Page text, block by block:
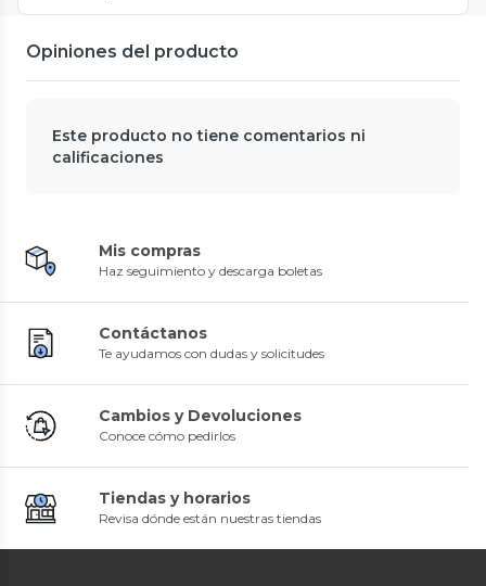
Opiniones del producto
Este producto no tiene comentarios ni
calificaciones
Mis compras
Haz seguimiento y descarga boletas
Contáctanos
Te ayudamos con dudas y solicitudes
Cambios y Devoluciones
Conoce cómo pedirlos
Tiendas y horarios
Revisa dónde están nuestras tiendas